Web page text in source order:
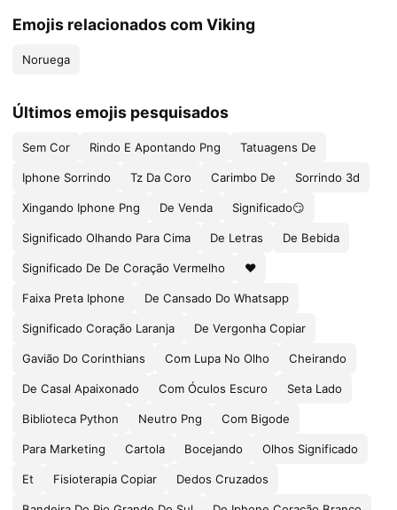
Emojis relacionados com Viking
Noruega
Últimos emojis pesquisados
Sem Cor Rindo E Apontando Png Tatuagens De
Iphone Sorrindo Tz Da Coro Carimbo De Sorrindo 3d
Xingando Iphone Png De Venda Significado😏
Significado Olhando Para Cima De Letras De Bebida
Significado De De Coração Vermelho ❤️
Faixa Preta Iphone De Cansado Do Whatsapp
Significado Coração Laranja De Vergonha Copiar
Gavião Do Corinthians Com Lupa No Olho Cheirando
De Casal Apaixonado Com Óculos Escuro Seta Lado
Biblioteca Python Neutro Png Com Bigode
Para Marketing Cartola Bocejando Olhos Significado
Et Fisioterapia Copiar Dedos Cruzados